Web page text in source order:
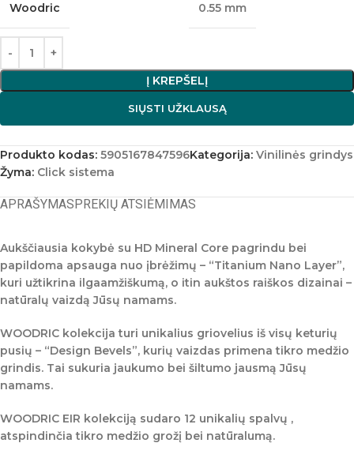
Woodric 0.55 mm
Į KREPŠELĮ
SIŲSTI UŽKLAUSĄ
Produkto kodas: 5905167847596Kategorija: Vinilinės grindys
Žyma: Click sistema
APRAŠYMASPREKIŲ ATSIĖMIMAS
Aukščiausia kokybė su HD Mineral Core pagrindu bei
papildoma apsauga nuo įbrėžimų – “Titanium Nano Layer”,
kuri užtikrina ilgaamžiškumą, o itin aukštos raiškos dizainai –
natūralų vaizdą Jūsų namams.
WOODRIC kolekcija turi unikalius griovelius iš visų keturių
pusių – “Design Bevels”, kurių vaizdas primena tikro medžio
grindis. Tai sukuria jaukumo bei šiltumo jausmą Jūsų
namams.
WOODRIC EIR kolekciją sudaro 12 unikalių spalvų ,
atspindinčia tikro medžio grožį bei natūralumą.